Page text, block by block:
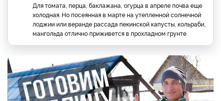
Для томата, перца, баклажана, огурца в апреле почва еще
холодная. Но посеянная в марте на утепленной солнечной
лоджии или веранде рассада пекинской капусты, кольраби,
мангольда отлично приживется в прохладном грунте.